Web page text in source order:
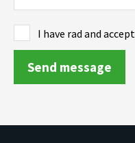
I have rad and accept